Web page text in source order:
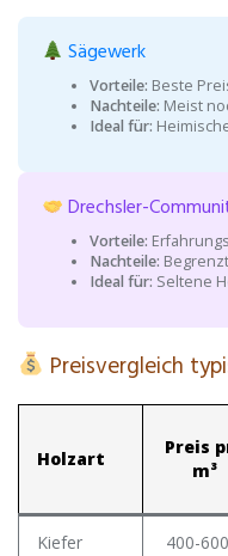
Sägewerk
Vorteile: Beste
Nachteile: Meist
Ideal für:
Drechsler-
Vorteile:
Nachteile:
Ideal für: Seltene
Preisvergleich
Holzart
Preis
m³
Kiefer 400-